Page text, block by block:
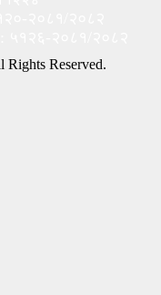
Reserved.